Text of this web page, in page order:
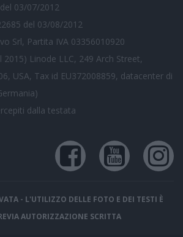
03/07/2012
del 03/08/2012
Srl, Partita IVA 03356010920
2015) Linode LLC, 249 Arch Street,
USA, Tax id EU372008859, datacenter di
dalla testata
- L'UTILIZZO DELLE FOTO E DEI TESTI È
AUTORIZZAZIONE SCRITTA